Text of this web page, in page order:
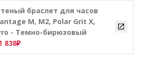
составляла
625₽.
838₽.
браслет для часов
M, М2, Polar Grit X,
- Темно-бирюзовый
838₽Текущая
цена: